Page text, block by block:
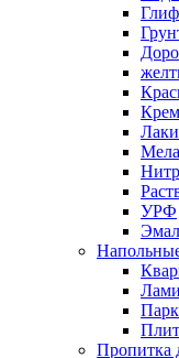
Лаки
УРФ
Пропитка